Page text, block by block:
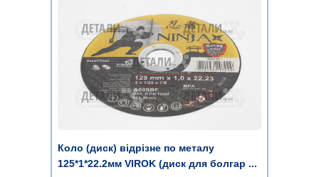
Коло (диск) відрізне по металу
125*1*22.2мм VIROK (диск для болгар ...